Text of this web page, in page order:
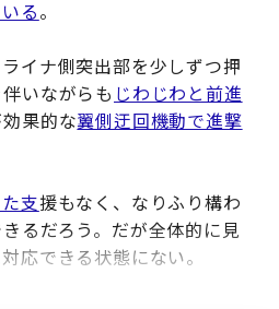
る。
イナ側突出部を少しずつ押
いながらも じわじわと前進
果的な翼側迂回機動で進撃
支援もなく、なりふり構わ
るだろう。だが全体的に見
応できる状態にない。